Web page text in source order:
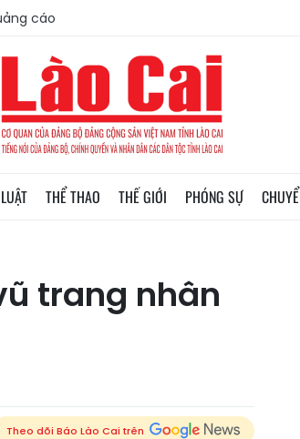
cáo
THỂ THAO THẾ GIỚI PHÓNG SỰ
trang nhân
Theo dõi Báo Lào Cai trên